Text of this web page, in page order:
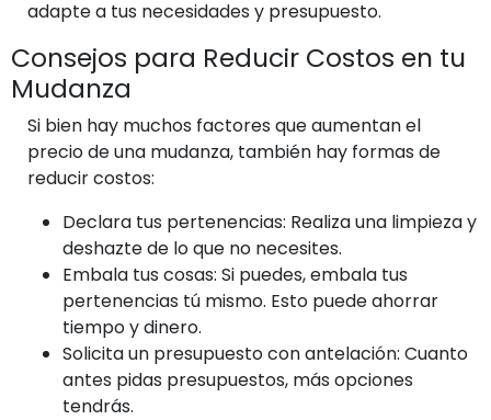
adapte a tus necesidades y presupuesto.
Consejos para Reducir Costos en tu
Mudanza
Si bien hay muchos factores que aumentan el
precio de una mudanza, también hay formas de
reducir costos:
Declara tus pertenencias: Realiza una limpieza y
deshazte de lo que no necesites.
Embala tus cosas: Si puedes, embala tus
pertenencias tú mismo. Esto puede ahorrar
tiempo y dinero.
Solicita un presupuesto con antelación: Cuanto
antes pidas presupuestos, más opciones
tendrás.